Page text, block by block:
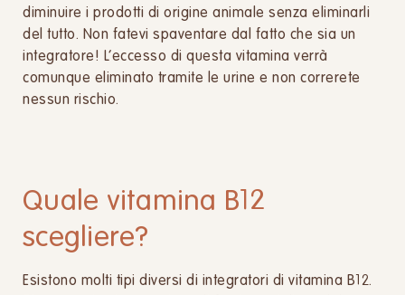
diminuire i prodotti di origine animale senza eliminarli
del tutto. Non fatevi spaventare dal fatto che sia un
integratore! L’eccesso di questa vitamina verrà
comunque eliminato tramite le urine e non correrete
nessun rischio.
Quale vitamina B12
scegliere?
Esistono molti tipi diversi di integratori di vitamina B12.